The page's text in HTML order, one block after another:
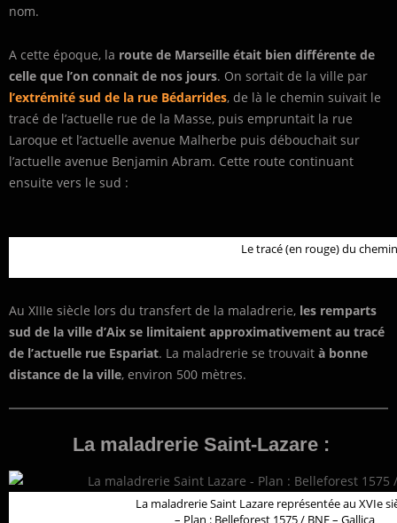
nom.
A cette époque, la route de Marseille était bien différente de
celle que l’on connait de nos jours. On sortait de la ville par
l’extrémité sud de la rue Bédarrides, de là le chemin suivait le
tracé de l’actuelle rue de la Masse, puis empruntait la rue
Laroque et l’actuelle avenue Malherbe puis débouchait sur
l’actuelle avenue Benjamin Abram. Cette route continuant
ensuite vers le sud :
Le tracé (en rouge) du
Au XIIIe siècle lors du transfert de la maladrerie, les remparts
sud de la ville d’Aix se limitaient approximativement au tracé
de l’actuelle rue Espariat. La maladrerie se trouvait à bonne
distance de la ville, environ 500 mètres.
La maladrerie Saint-Lazare :
La maladrerie Saint Lazare représentée au XVIe
– Plan : Belleforest 1575 / BNF – Gallica